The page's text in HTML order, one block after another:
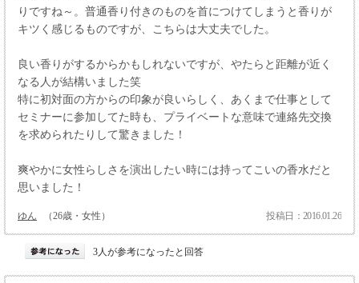
りですね～。普通香り付きのものを首につけてしまうと香りが
キツく感じるものですが、こちらは大丈夫でした。
良い香りがするからかもしれないですが、やたらと距離が近く
なる人が結構いました笑
特に初対面の方からの印象が良いらしく、あくまで仕事として
セミナーに参加してた時も、プライベートな意味で連絡先交換
を求められたりして驚きました！
爽やかに女性らしさを演出したい時には持ってこいの香水だと
思いました！
ゆん （26歳・女性） 投稿日：2016.01.26
3人が参考になったと回答